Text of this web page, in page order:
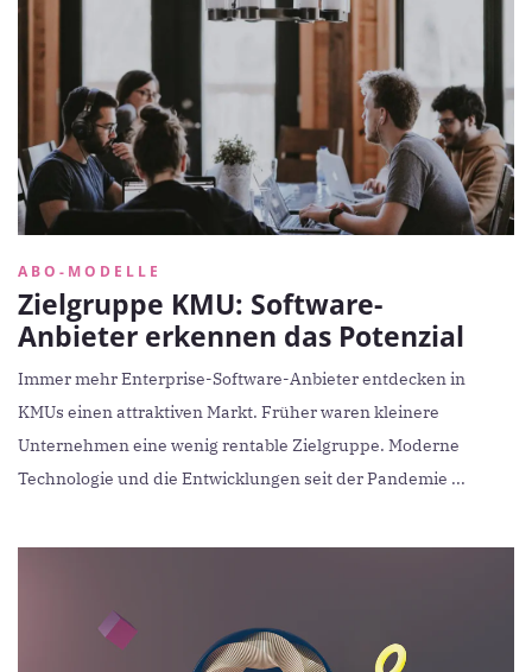
ABO-MODELLE
Zielgruppe KMU: Software-
Anbieter erkennen das Potenzial
Immer mehr Enterprise-Software-Anbieter entdecken in
KMUs einen attraktiven Markt. Früher waren kleinere
Unternehmen eine wenig rentable Zielgruppe. Moderne
Technologie und die Entwicklungen seit der Pandemie ...